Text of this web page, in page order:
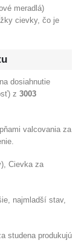
meradlá)
cievky, čo je
dosiahnutie
z 3003
valcovania za
Cievka za
najmladší stav,
studena produkujú